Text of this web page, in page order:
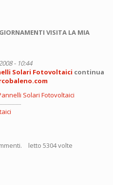
VISITA LA MIA
- 10:44
Solari Fotovoltaici continua
letto 5304 volte